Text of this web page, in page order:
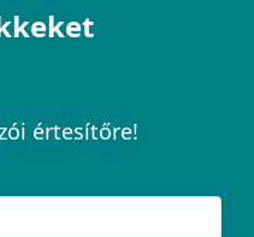
értesítőre!